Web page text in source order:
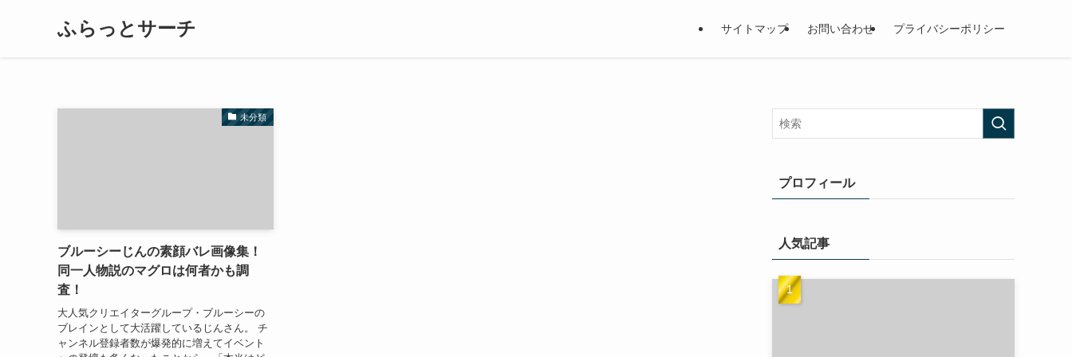
ふらっとサーチ サイトマップ お問い合わせ プライバシーポリシー
未分類
ブルーシーじんの素顔バレ画像集！
同一人物説のマグロは何者かも調
査！
大人気クリエイターグループ・ブルーシーの
ブレインとして大活躍しているじんさん。 チ
ャンネル登録者数が爆発的に増えてイベント
プロフィール
人気記事